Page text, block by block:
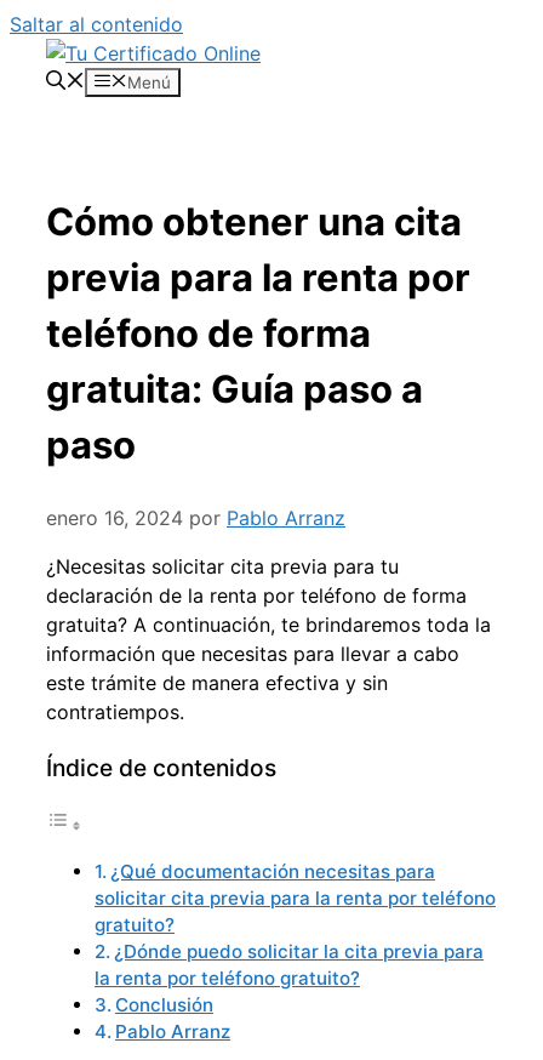
Saltar al contenido
Menú
Cómo obtener una cita
previa para la renta por
teléfono de forma
gratuita: Guía paso a
paso
enero 16, 2024 por Pablo Arranz
¿Necesitas solicitar cita previa para tu
declaración de la renta por teléfono de forma
gratuita? A continuación, te brindaremos toda la
información que necesitas para llevar a cabo
este trámite de manera efectiva y sin
contratiempos.
Índice de contenidos
¿Qué documentación necesitas para
solicitar cita previa para la renta por teléfono
gratuito?
¿Dónde puedo solicitar la cita previa para
la renta por teléfono gratuito?
Conclusión
Pablo Arranz